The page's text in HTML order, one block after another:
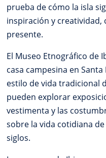
prueba de cómo la isla
inspiración y creatividad,
presente.
El Museo Etnográfico de
casa campesina en
estilo de vida tradicional
pueden explorar
vestimenta y las
sobre la vida cotidiana
siglos.